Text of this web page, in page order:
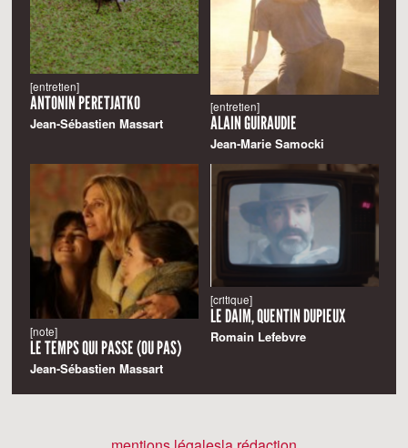
[entretien]
ANTONIN PERETJATKO
Jean-Sébastien Massart
[entretien]
ALAIN GUIRAUDIE
Jean-Marie Samocki
[note]
LE TEMPS QUI PASSE (OU PAS)
Jean-Sébastien Massart
[critique]
LE DAIM, QUENTIN DUPIEUX
Romain Lefebvre